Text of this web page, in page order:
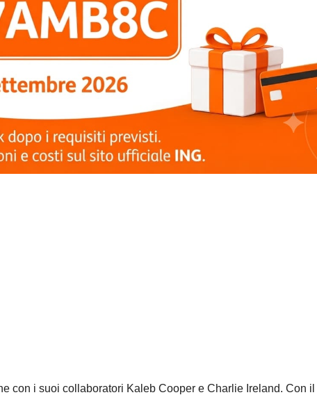
con i suoi collaboratori Kaleb Cooper e Charlie Ireland. Con il